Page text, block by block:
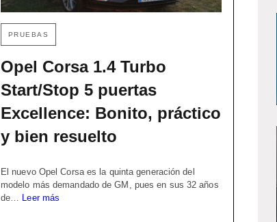
PRUEBAS
Opel Corsa 1.4 Turbo
Start/Stop 5 puertas
Excellence: Bonito, práctico
y bien resuelto
El nuevo Opel Corsa es la quinta generación del
modelo más demandado de GM, pues en sus 32 años
de… Leer más